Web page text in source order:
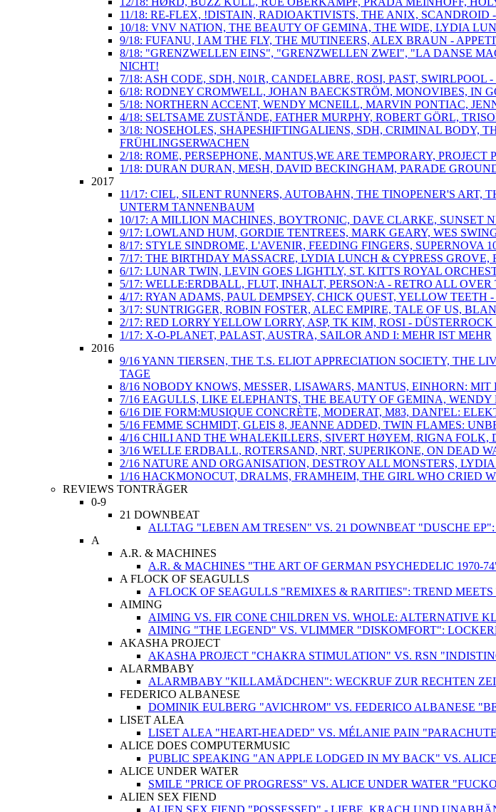
11/18: RE-FLEX, !DISTAIN, RADIOAKTIVISTS, THE ANIX, SCANDROID
10/18: VNV NATION, THE BEAUTY OF GEMINA, THE WIDE, LYDIA
9/18: FUFANU, I AM THE FLY, THE MUTINEERS, ALEX BRAUN -
8/18: "GRENZWELLEN EINS", "GRENZWELLEN ZWEI", "LA DANSE
NICHT!
7/18: ASH CODE, SDH, N01R, CANDELABRE, ROSI, PAST,
6/18: RODNEY CROMWELL, JOHAN BAECKSTRÖM, MONOVIBES, IN
5/18: NORTHERN ACCENT, WENDY MCNEILL, MARVIN PONTIAC,
4/18: SELTSAME ZUSTÄNDE, FATHER MURPHY, ROBERT GÖRL,
3/18: NOSEHOLES, SHAPESHIFTINGALIENS, SDH, CRIMINAL BODY,
FRÜHLINGSERWACHEN
2/18: ROME, PERSEPHONE, MANTUS,WE ARE TEMPORARY,
1/18: DURAN DURAN, MESH, DAVID BECKINGHAM, PARADE
2017
11/17: CIEL, SILENT RUNNERS, AUTOBAHN, THE TINOPENER'S
UNTERM TANNENBAUM
10/17: A MILLION MACHINES, BOYTRONIC, DAVE CLARKE, SUNSET
9/17: LOWLAND HUM, GORDIE TENTREES, MARK GEARY, WES
8/17: STYLE SINDROME, L'AVENIR, FEEDING FINGERS, SUPERNOVA
7/17: THE BIRTHDAY MASSACRE, LYDIA LUNCH & CYPRESS
6/17: LUNAR TWIN, LEVIN GOES LIGHTLY, ST. KITTS ROYAL
5/17: WELLE:ERDBALL, FLUT, INHALT, PERSON:A - RETRO ALL OVER
4/17: RYAN ADAMS, PAUL DEMPSEY, CHICK QUEST, YELLOW TEETH
3/17: SUNTRIGGER, ROBIN FOSTER, ALEC EMPIRE, TALE OF US,
2/17: RED LORRY YELLOW LORRY, ASP, TK KIM, ROSI -
1/17: X-O-PLANET, PALAST, AUSTRA, SAILOR AND I: MEHR IST MEHR
2016
9/16 YANN TIERSEN, THE T.S. ELIOT APPRECIATION SOCIETY, THE
TAGE
8/16 NOBODY KNOWS, MESSER, LISAWARS, MANTUS, EINHORN: MIT
7/16 EAGULLS, LIKE ELEPHANTS, THE BEAUTY OF GEMINA,
6/16 DIE FORM:MUSIQUE CONCRÈTE, MODERAT, M83, DANI'EL:
5/16 FEMME SCHMIDT, GLEIS 8, JEANNE ADDED, TWIN FLAMES:
4/16 CHILI AND THE WHALEKILLERS, SIVERT HØYEM, RIGNA FOLK,
3/16 WELLE ERDBALL, ROTERSAND, NRT, SUPERIKONE, ON DEAD
2/16 NATURE AND ORGANISATION, DESTROY ALL MONSTERS,
1/16 HACKMONOCUT, DRALMS, FRAMHEIM, THE GIRL WHO CRIED
REVIEWS TONTRÄGER
0-9
21 DOWNBEAT
ALLTAG "LEBEN AM TRESEN" VS. 21 DOWNBEAT "DUSCHE
A
A.R. & MACHINES
A.R. & MACHINES "THE ART OF GERMAN PSYCHEDELIC 1970-
A FLOCK OF SEAGULLS
A FLOCK OF SEAGULLS "REMIXES & RARITIES": TREND
AIMING
AIMING VS. FIR CONE CHILDREN VS. WHOLE: ALTERNATIVE
AIMING "THE LEGEND" VS. VLIMMER "DISKOMFORT":
AKASHA PROJECT
AKASHA PROJECT "CHAKRA STIMULATION" VS. RSN
ALARMBABY
ALARMBABY "KILLAMÄDCHEN": WECKRUF ZUR RECHTEN
FEDERICO ALBANESE
DOMINIK EULBERG "AVICHROM" VS. FEDERICO ALBANESE
LISET ALEA
LISET ALEA "HEART-HEADED" VS. MÉLANIE PAIN
ALICE DOES COMPUTERMUSIC
PUBLIC SPEAKING "AN APPLE LODGED IN MY BACK" VS.
ALICE UNDER WATER
SMILE "PRICE OF PROGRESS" VS. ALICE UNDER WATER
ALIEN SEX FIEND
ALIEN SEX FIEND "POSSESSED" - LIEBE, KRACH UND